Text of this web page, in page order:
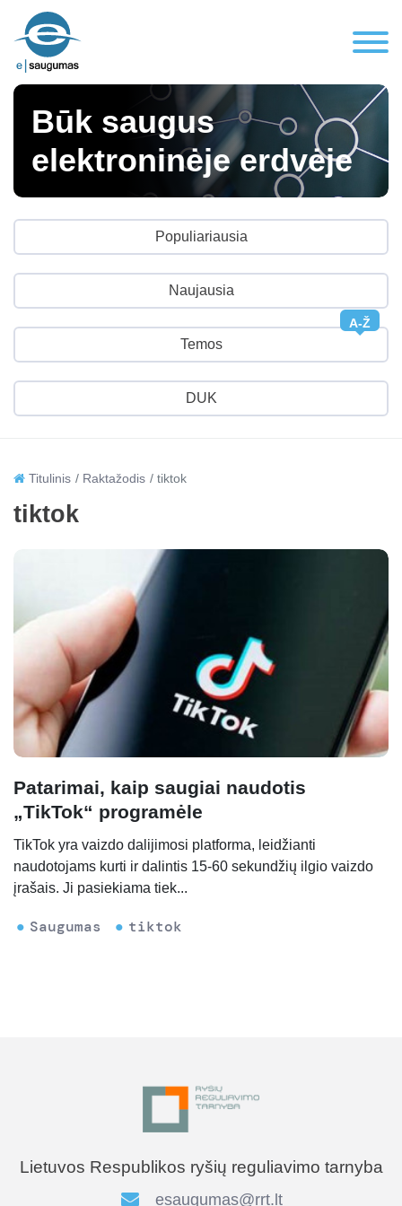
Būk saugus
elektroninėje erdvėje
Populiariausia
Naujausia
Temos
A-Ž
DUK
Titulinis Raktažodis tiktok
tiktok
Patarimai, kaip saugiai naudotis
„TikTok“ programėle
TikTok yra vaizdo dalijimosi platforma, leidžianti
naudotojams kurti ir dalintis 15-60 sekundžių ilgio vaizdo
įrašais. Ji pasiekiama tiek...
Saugumas tiktok
Lietuvos Respublikos ryšių reguliavimo tarnyba
esaugumas@rrt.lt